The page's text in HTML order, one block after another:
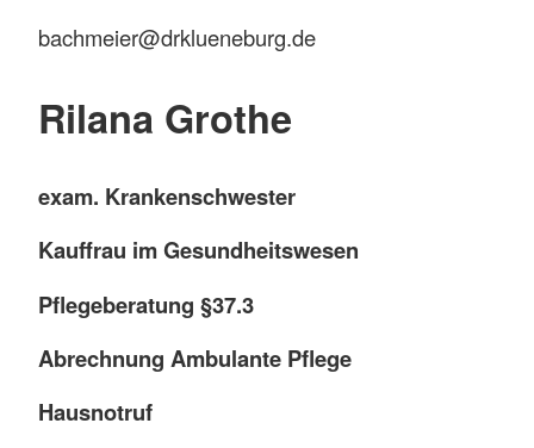
bachmeier@drklueneburg.de
Rilana Grothe
exam. Krankenschwester
Kauffrau im Gesundheitswesen
Pflegeberatung §37.3
Abrechnung Ambulante Pflege
Hausnotruf